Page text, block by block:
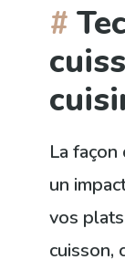
La
un
vos
cuisson,